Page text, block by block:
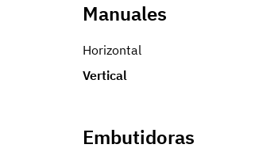
Manuales
Horizontal
Vertical
Embutidoras